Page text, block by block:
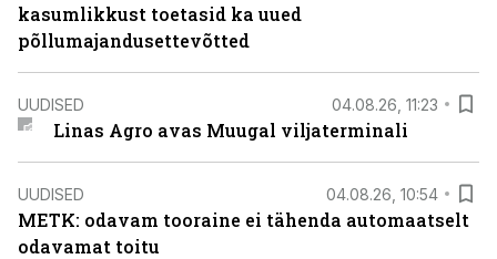
kasumlikkust toetasid ka uued
põllumajandusettevõtted
UUDISED 04.08.26, 11:23
Linas Agro avas Muugal viljaterminali
UUDISED 04.08.26, 10:54
METK: odavam tooraine ei tähenda automaatselt
odavamat toitu